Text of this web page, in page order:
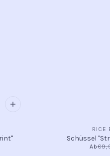
RICE
Schüssel
Ab